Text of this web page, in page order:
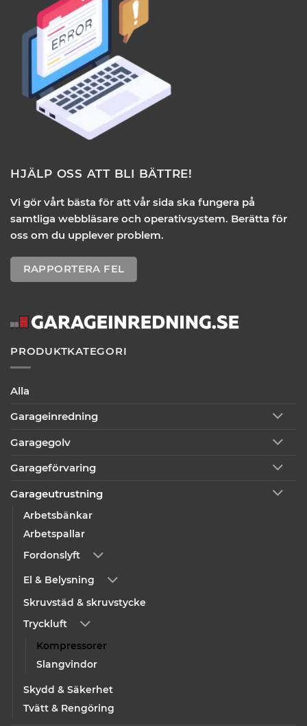
HJÄLP OSS ATT BLI BÄTTRE!
Vi gör vårt bästa för att vår sida ska fungera på
samtliga webbläsare och operativsystem. Berätta för
oss om du upplever problem.
RAPPORTERA FEL
PRODUKTKATEGORI
Alla
Garageinredning
Garagegolv
Garageförvaring
Garageutrustning
Arbetsbänkar
Arbetspallar
Fordonslyft
El & Belysning
Skruvstäd & skruvstycke
Tryckluft
Kompressorer
Slangvindor
Skydd & Säkerhet
Tvätt & Rengöring